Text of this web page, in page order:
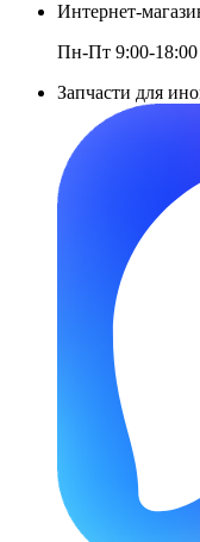
Интернет-
Пн-Пт 9:00-18:00
Запчасти для